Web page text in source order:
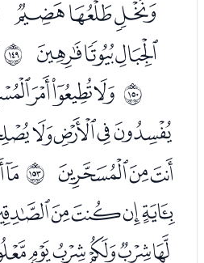
ﮛﮜﮝ
ﮡﮢﮣ ﲔ
ﲕ
ﯘﯙﯚ ﲘ